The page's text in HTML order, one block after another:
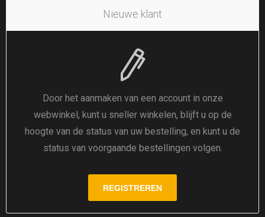
Nieuwe klant
Door het aanmaken van een account in onze
webwinkel, kunt u sneller winkelen, blijft u op de
hoogte van de status van uw bestelling, en kunt u de
status van voorgaande bestellingen volgen.